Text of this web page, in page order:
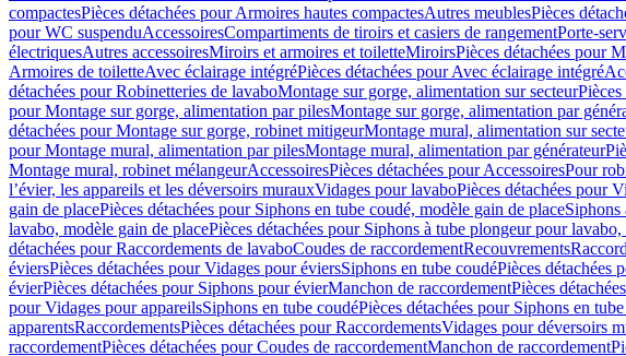
compactesPièces détachées pour Armoires hautes compactesAutres meublesPièces
pour WC suspenduAccessoiresCompartiments de tiroirs et casiers de rangementPorte-
électriquesAutres accessoiresMiroirs et armoires et toiletteMiroirsPièces détachées pour
Armoires de toiletteAvec éclairage intégréPièces détachées pour Avec éclairage intégré
détachées pour Robinetteries de lavaboMontage sur gorge, alimentation sur secteur
pour Montage sur gorge, alimentation par pilesMontage sur gorge, alimentation par
détachées pour Montage sur gorge, robinet mitigeurMontage mural, alimentation sur
pour Montage mural, alimentation par pilesMontage mural, alimentation par générateur
Montage mural, robinet mélangeurAccessoiresPièces détachées pour AccessoiresPour
l’évier, les appareils et les déversoirs murauxVidages pour lavaboPièces détachées pour
gain de placePièces détachées pour Siphons en tube coudé, modèle gain de placeSiphons
lavabo, modèle gain de placePièces détachées pour Siphons à tube plongeur pour
détachées pour Raccordements de lavaboCoudes de raccordementRecouvrements
éviersPièces détachées pour Vidages pour éviersSiphons en tube coudéPièces détachées
évierPièces détachées pour Siphons pour évierManchon de raccordementPièces
pour Vidages pour appareilsSiphons en tube coudéPièces détachées pour Siphons en
apparentsRaccordementsPièces détachées pour RaccordementsVidages pour déversoirs
raccordementPièces détachées pour Coudes de raccordementManchon de raccordement